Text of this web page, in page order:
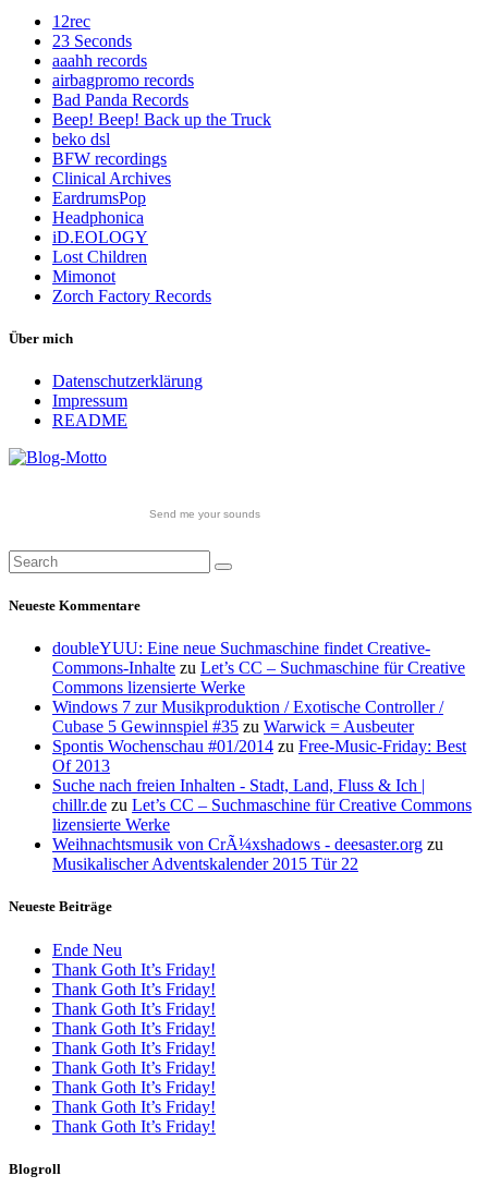
12rec
23 Seconds
aaahh records
airbagpromo records
Bad Panda Records
Beep! Beep! Back up the Truck
beko dsl
BFW recordings
Clinical Archives
EardrumsPop
Headphonica
iD.EOLOGY
Lost Children
Mimonot
Zorch Factory Records
Über mich
Datenschutzerklärung
Impressum
README
Send me your sounds
Neueste Kommentare
doubleYUU: Eine neue Suchmaschine findet Creative-
Commons-Inhalte zu Let’s CC – Suchmaschine für Creative
Commons lizensierte Werke
Windows 7 zur Musikproduktion / Exotische Controller /
Cubase 5 Gewinnspiel #35 zu Warwick = Ausbeuter
Spontis Wochenschau #01/2014 zu Free-Music-Friday: Best
Of 2013
Suche nach freien Inhalten - Stadt, Land, Fluss & Ich |
chillr.de zu Let’s CC – Suchmaschine für Creative Commons
lizensierte Werke
Weihnachtsmusik von CrÃ¼xshadows - deesaster.org zu
Musikalischer Adventskalender 2015 Tür 22
Neueste Beiträge
Ende Neu
Thank Goth It’s Friday!
Thank Goth It’s Friday!
Thank Goth It’s Friday!
Thank Goth It’s Friday!
Thank Goth It’s Friday!
Thank Goth It’s Friday!
Thank Goth It’s Friday!
Thank Goth It’s Friday!
Thank Goth It’s Friday!
Blogroll